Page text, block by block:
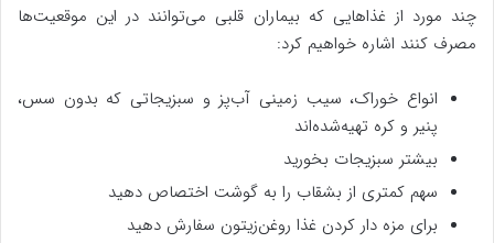
چند مورد از غذاهایی که بیماران قلبی می‌توانند در این موقعیت‌ها
مصرف کنند اشاره خواهیم کرد:
انواع خوراک، سیب زمینی آب‌پز و سبزیجاتی که بدون سس،
پنیر و کره تهیه‌شده‌اند
بیشتر سبزیجات بخورید
سهم کمتری از بشقاب را به گوشت اختصاص دهید
برای مزه دار کردن غذا روغن‌زیتون سفارش دهید